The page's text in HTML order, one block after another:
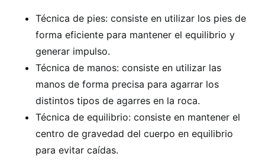
Técnica de pies: consiste en utilizar los pies de
forma eficiente para mantener el equilibrio y
generar impulso.
Técnica de manos: consiste en utilizar las
manos de forma precisa para agarrar los
distintos tipos de agarres en la roca.
Técnica de equilibrio: consiste en mantener el
centro de gravedad del cuerpo en equilibrio
para evitar caídas.